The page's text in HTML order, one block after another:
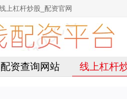
上杠杆炒股_配资官网
配资查询网站 线上杠杆